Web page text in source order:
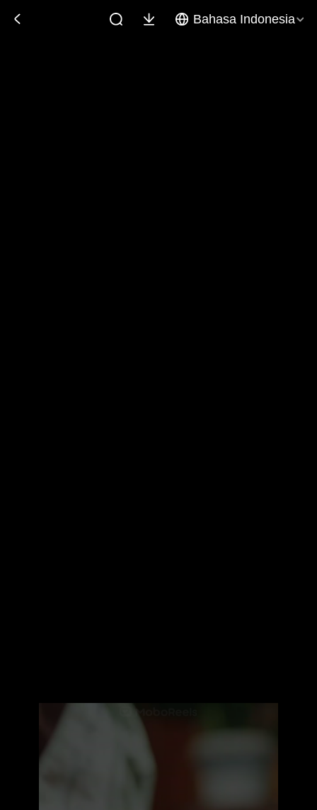
Bahasa Indonesia